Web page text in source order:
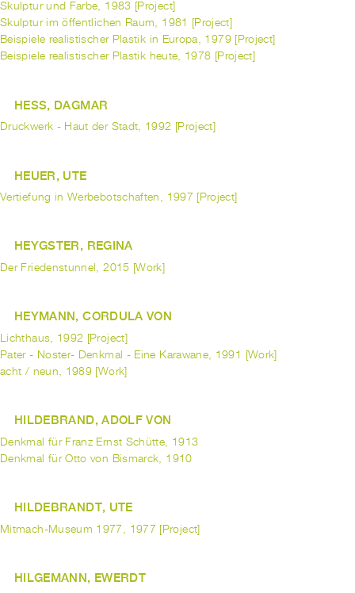
Skulptur und Farbe, 1983 [Project]
Skulptur im öffentlichen Raum, 1981 [Project]
Beispiele realistischer Plastik in Europa, 1979 [Project]
Beispiele realistischer Plastik heute, 1978 [Project]
HESS, DAGMAR
Druckwerk - Haut der Stadt, 1992 [Project]
HEUER, UTE
Vertiefung in Werbebotschaften, 1997 [Project]
HEYGSTER, REGINA
Der Friedenstunnel, 2015 [Work]
HEYMANN, CORDULA VON
Lichthaus, 1992 [Project]
Pater - Noster- Denkmal - Eine Karawane, 1991 [Work]
acht / neun, 1989 [Work]
HILDEBRAND, ADOLF VON
Denkmal für Franz Ernst Schütte, 1913
Denkmal für Otto von Bismarck, 1910
HILDEBRANDT, UTE
Mitmach-Museum 1977, 1977 [Project]
HILGEMANN, EWERDT